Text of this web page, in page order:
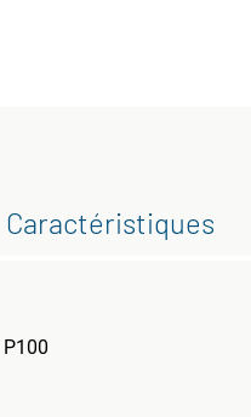
Caractéristiques